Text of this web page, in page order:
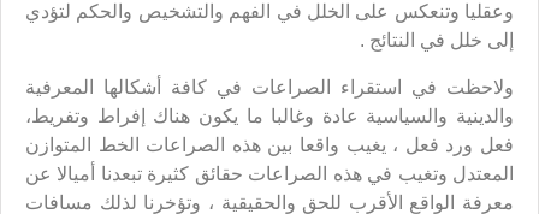
وعقليا وتنعكس على الخلل في الفهم والتشخيص والحكم لتؤدي
إلى خلل في النتائج .
ولاحظت في استقراء الصراعات في كافة أشكالها المعرفية
والدينية والسياسية عادة وغالبا ما يكون هناك إفراط وتفريط،
فعل ورد فعل ، يغيب واقعا بين هذه الصراعات الخط المتوازن
المعتدل وتغيب في هذه الصراعات حقائق كثيرة تبعدنا أميالا عن
معرفة الواقع الأقرب للحق والحقيقية ، وتؤخرنا لذلك مسافات